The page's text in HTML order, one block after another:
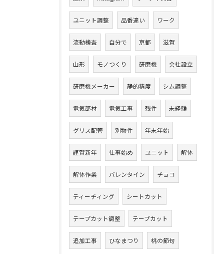
ユニット調整 品番違い ワーク
流動検査 自分で 京都 滋賀
山形 モノつくり 研磨機 会社設立
研磨機メーカー 静的精度 シム調整
電気部材 電気工事 残件 未経験
グリス配管 別物件 年末年始
謹賀新年 仕事始め ユニット 解体
解体作業 バレンタイン チョコ
ティーチィング シートカット
テープカット調整 テープカット
追加工事 ひなまつり 桃の節句